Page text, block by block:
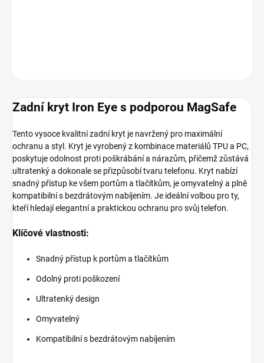
Zadní kryt Iron Eye s podporou MagSafe
Tento vysoce kvalitní zadní kryt je navržený pro maximální
ochranu a styl. Kryt je vyrobený z kombinace materiálů TPU a PC,
poskytuje odolnost proti poškrábání a nárazům, přičemž zůstává
ultratenký a dokonale se přizpůsobí tvaru telefonu. Kryt nabízí
snadný přístup ke všem portům a tlačítkům, je omyvatelný a plně
kompatibilní s bezdrátovým nabíjením. Je ideální volbou pro ty,
kteří hledají elegantní a praktickou ochranu pro svůj telefon.
Klíčové vlastnosti:
Snadný přístup k portům a tlačítkům
Odolný proti poškození
Ultratenký design
Omyvatelný
Kompatibilní s bezdrátovým nabíjením